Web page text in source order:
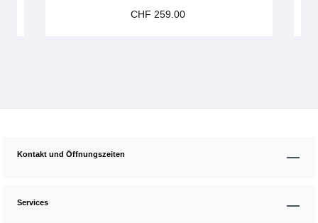
CHF 259.00
Kontakt und Öffnungszeiten
Services